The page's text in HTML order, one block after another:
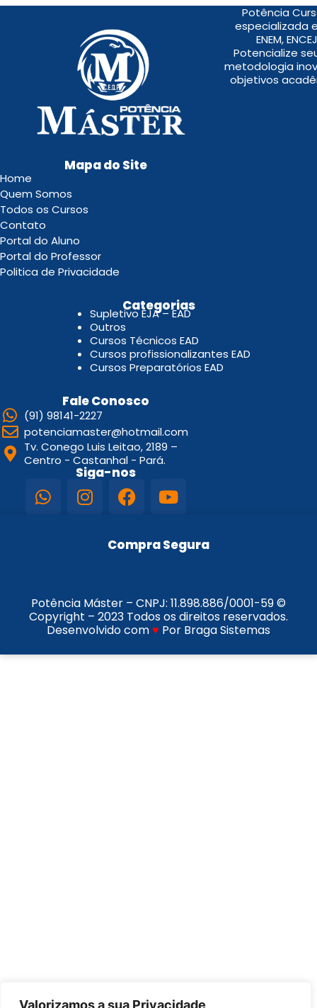
Valorizamos a sua Privacidade
Potência
especializada
ENEM,
Potencialize
metodologia
objetivos
Mapa do Site
Home
Quem Somos
Todos os Cursos
Contato
Portal do Aluno
Portal do Professor
Politica de Privacidade
Categorias
Supletivo EJA – EAD
Outros
Cursos Técnicos EAD
Cursos profissionalizantes EAD
Cursos Preparatórios EAD
Fale Conosco
(91) 98141-2227
potenciamaster@hotmail.com
Tv. Conego Luis Leitao, 2189 –
Centro - Castanhal - Pará.
Siga-nos
Compra Segura
Potência Máster – CNPJ: 11.898.886/0001-59©
Copyright – 2023 Todos os direitos reservados.
Desenvolvido com♥ Por Braga Sistemas